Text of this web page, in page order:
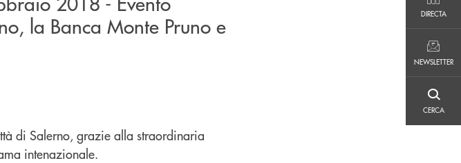
DIRECTA
NEWSLETTER
CERCA
la Banca Monte Pruno e
di Salerno, grazie alla straordinaria
intenazionale.